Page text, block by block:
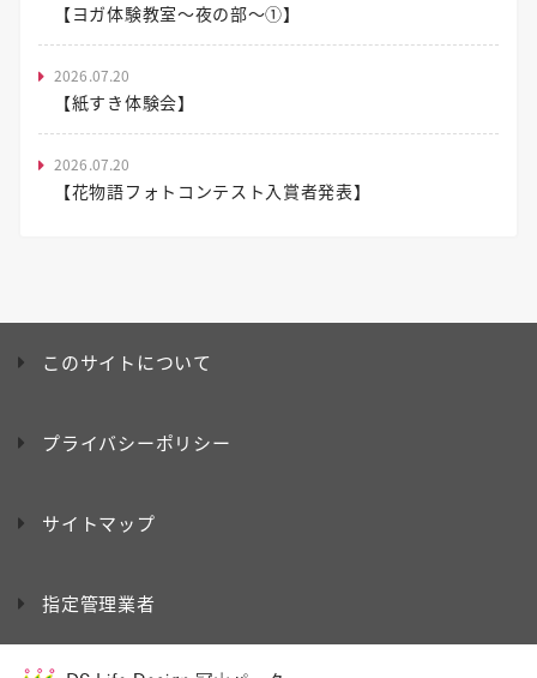
【ヨガ体験教室～夜の部～①】
2026.07.20
【紙すき体験会】
2026.07.20
【花物語フォトコンテスト入賞者発表】
このサイトについて
プライバシーポリシー
サイトマップ
指定管理業者